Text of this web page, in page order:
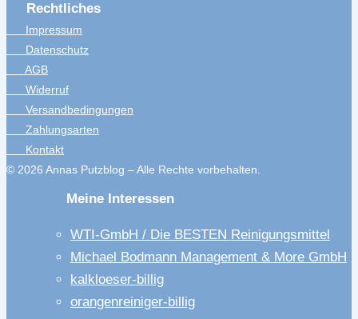
Rechtliches
Impressum
Datenschutz
AGB
Widerruf
Versandbedingungen
Zahlungsarten
Kontakt
© 2026 Annas Putzblog – Alle Rechte vorbehalten.
Meine Interessen
WTI-GmbH / Die BESTEN Reinigungsmittel
Michael Bodmann Management & More GmbH
kalkloeser-billig
orangenreiniger-billig